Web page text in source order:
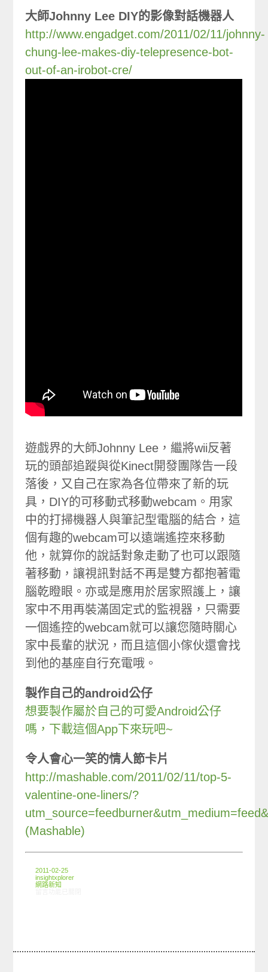
大師Johnny Lee DIY的影像對話機器人
http://www.engadget.com/2011/02/11/johnny-
chung-lee-makes-diy-telepresence-bot-
out-of-an-irobot-cre/
遊戲界的大師Johnny Lee，繼將wii反著
玩的頭部追蹤與從Kinect開發團隊告一段
落後，又自己在家為各位帶來了新的玩
具，DIY的可移動式移動webcam。用家
中的打掃機器人與筆記型電腦的結合，這
個有趣的webcam可以遠端遙控來移動
他，就算你的說話對象走動了也可以跟隨
著移動，讓視訊對話不再是雙方都抱著電
腦乾瞪眼。亦或是應用於居家照護上，讓
家中不用再裝滿固定式的監視器，只需要
一個遙控的webcam就可以讓您隨時關心
家中長輩的狀況，而且這個小傢伙還會找
到他的基座自行充電哦。
製作自己的android公仔
想要製作屬於自己的可愛Android公仔
嗎，下載這個App下來玩吧~
令人會心一笑的情人節卡片
http://mashable.com/2011/02/11/top-5-
valentine-one-liners/?
(Mashable)
2011-02-25
insightxplorer
網路新知